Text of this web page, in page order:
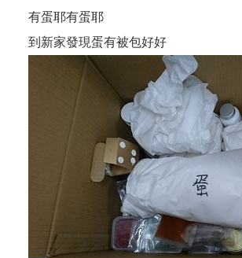
有蛋耶有蛋耶
到新家發現蛋有被包好好